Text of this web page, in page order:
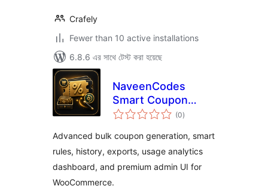
Crafely
Fewer than 10 active installations
6.8.6 এর সাথে টেস্ট করা হয়েছে
NaveenCodes
Smart Coupon
Generator for
(0total
ratings
)
Advanced bulk coupon generation, smart
rules, history, exports, usage analytics
dashboard, and premium admin UI for
WooCommerce.